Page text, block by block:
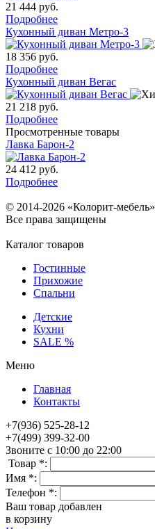
21 444 руб.
Подробнее
Кухонный диван Метро-3
18 356 руб.
Подробнее
Кухонный диван Вегас
21 218 руб.
Подробнее
Просмотренные товары
Лавка Барон-2
24 412 руб.
Подробнее
© 2014-2026 «Колорит-мебель»
Все права защищены
Каталог товаров
Гостинные
Прихожие
Спальни
Детские
Кухни
SALE %
Меню
Главная
Контакты
+7(936) 525-28-12
+7(499) 399-32-00
Звоните с 10:00 до 22:00
Товар *:
Имя *:
Телефон *:
Ваш товар добавлен
в корзину